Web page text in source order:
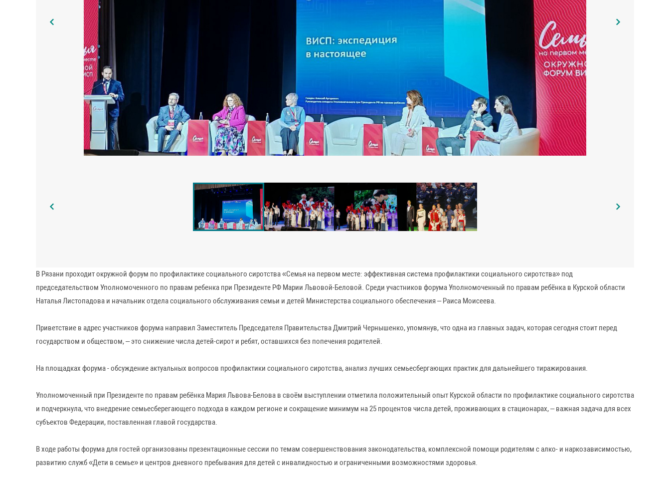
В Рязани проходит окружной форум по профилактике социального сиротства «Семья на первом месте: эффективная система профилактики социального сиротства» под
председательством Уполномоченного по правам ребенка при Президенте РФ Марии Львовой-Беловой. Среди участников форума Уполномоченный по правам ребёнка в Курской области
Наталья Листопадова и начальник отдела социального обслуживания семьи и детей Министерства социального обеспечения – Раиса Моисеева.
Приветствие в адрес участников форума направил Заместитель Председателя Правительства Дмитрий Чернышенко, упомянув, что одна из главных задач, которая сегодня стоит перед
государством и обществом, – это снижение числа детей-сирот и ребят, оставшихся без попечения родителей.
На площадках форума - обсуждение актуальных вопросов профилактики социального сиротства, анализ лучших семьесбергающих практик для дальнейшего тиражирования.
Уполномоченный при Президенте по правам ребёнка Мария Львова-Белова в своём выступлении отметила положительный опыт Курской области по профилактике социального сиротства
и подчеркнула, что внедрение семьесберегающего подхода в каждом регионе и сокращение минимум на 25 процентов числа детей, проживающих в стационарах, – важная задача для всех
субъектов Федерации, поставленная главой государства.
В ходе работы форума для гостей организованы презентационные сессии по темам совершенствования законодательства, комплексной помощи родителям с алко- и наркозависимостью,
развитию служб «Дети в семье» и центров дневного пребывания для детей с инвалидностью и ограниченными возможностями здоровья.